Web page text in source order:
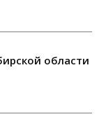
области